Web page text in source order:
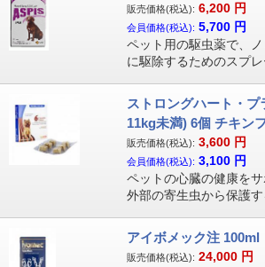
販売価格(税込): 6,200 円
会員価格(税込): 5,700 円
ペット用の駆虫薬で、
に駆除するためのスプレ
ストロングハート・
11kg未満) 6個 チキン
販売価格(税込): 3,600 円
会員価格(税込): 3,100 円
ペットの心臓の健康を
外部の寄生虫から保護す
アイボメック注 100ml
販売価格(税込): 24,000 円